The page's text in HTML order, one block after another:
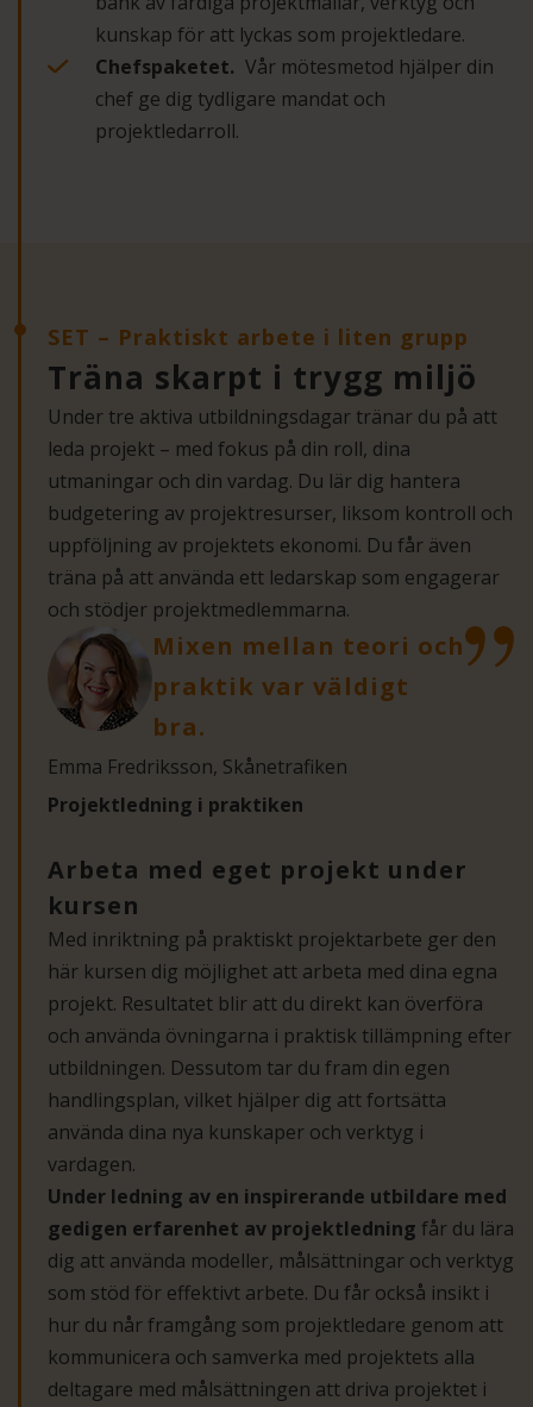
kunskap för att lyckas som projektledare.
Chefspaketet. Vår mötesmetod hjälper din
chef ge dig tydligare mandat och
projektledarroll.
SET – Praktiskt arbete i liten grupp
Träna skarpt i trygg miljö
Under tre aktiva utbildningsdagar tränar du på att
leda projekt – med fokus på din roll, dina
utmaningar och din vardag. Du lär dig hantera
budgetering av projektresurser, liksom kontroll och
uppföljning av projektets ekonomi. Du får även
träna på att använda ett ledarskap som engagerar
och stödjer projektmedlemmarna.
Mixen mellan teori och
praktik var väldigt
bra.
Emma Fredriksson, Skånetrafiken
Projektledning i praktiken
Arbeta med eget projekt under
kursen
Med inriktning på praktiskt projektarbete ger den
här kursen dig möjlighet att arbeta med dina egna
projekt. Resultatet blir att du direkt kan överföra
och använda övningarna i praktisk tillämpning efter
utbildningen. Dessutom tar du fram din egen
handlingsplan, vilket hjälper dig att fortsätta
använda dina nya kunskaper och verktyg i
vardagen.
Under ledning av en inspirerande utbildare med
gedigen erfarenhet av projektledning får du lära
dig att använda modeller, målsättningar och verktyg
som stöd för effektivt arbete. Du får också insikt i
hur du når framgång som projektledare genom att
kommunicera och samverka med projektets alla
deltagare med målsättningen att driva projektet i